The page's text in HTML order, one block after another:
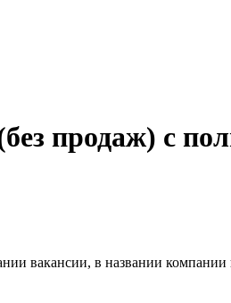
продаж) с
вакансии, в названии